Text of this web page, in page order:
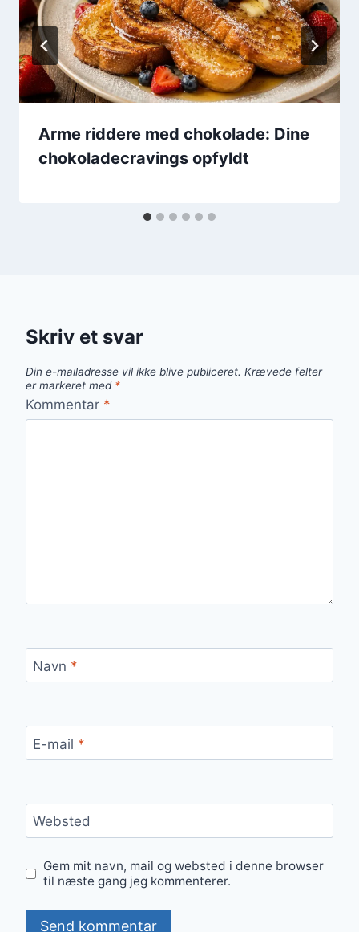
Arme riddere med chokolade: Dine
chokoladecravings opfyldt
Skriv et svar
Din e-mailadresse vil ikke blive publiceret. Krævede felter
er markeret med *
Kommentar *
Navn *
E-mail *
Websted
Gem mit navn, mail og websted i denne browser
til næste gang jeg kommenterer.